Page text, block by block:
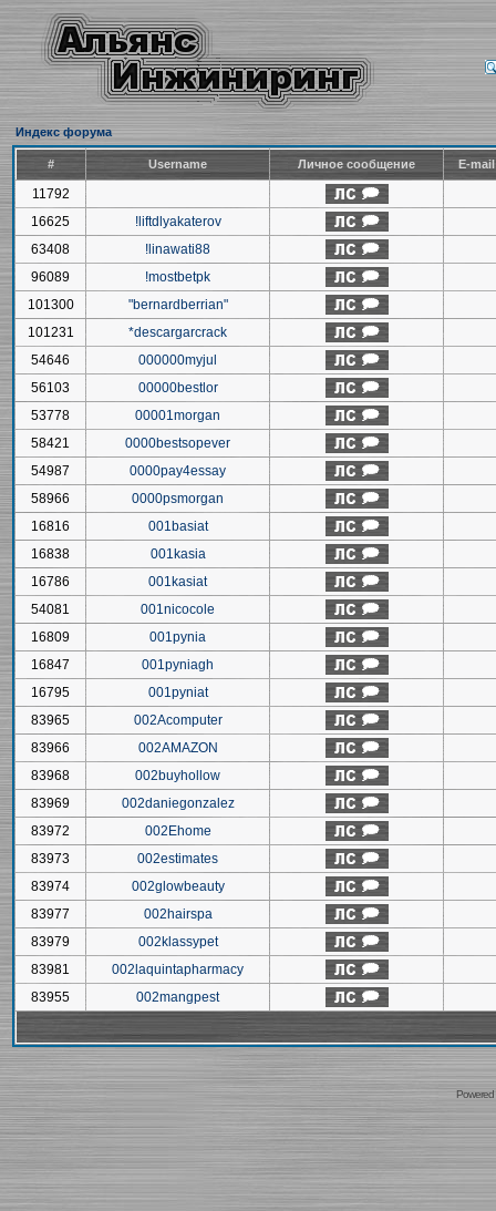
Индекс форума
# Username Личное сообщение E-
11792
16625
!liftdlyakaterov
63408
!linawati88
96089
!mostbetpk
101300
"bernardberrian"
101231
*descargarcrack
54646
000000myjul
56103
00000bestlor
53778
00001morgan
58421
0000bestsopever
54987
0000pay4essay
58966
0000psmorgan
16816
001basiat
16838
001kasia
16786
001kasiat
54081
001nicocole
16809
001pynia
16847
001pyniagh
16795
001pyniat
83965
002Acomputer
83966
002AMAZON
83968
002buyhollow
83969
002daniegonzalez
83972
002Ehome
83973
002estimates
83974
002glowbeauty
83977
002hairspa
83979
002klassypet
83981
002laquintapharmacy
83955
002mangpest